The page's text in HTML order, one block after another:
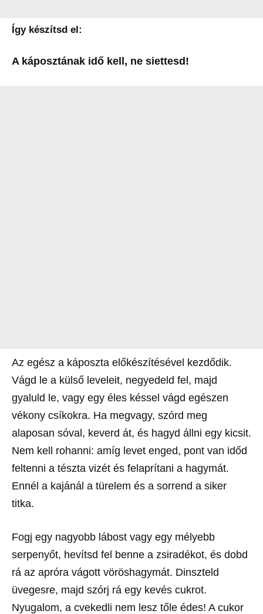
Így készítsd el:
A káposztának idő kell, ne siettesd!
Az egész a káposzta előkészítésével kezdődik.
Vágd le a külső leveleit, negyedeld fel, majd
gyaluld le, vagy egy éles késsel vágd egészen
vékony csíkokra. Ha megvagy, szórd meg
alaposan sóval, keverd át, és hagyd állni egy kicsit.
Nem kell rohanni: amíg levet enged, pont van időd
feltenni a tészta vizét és felaprítani a hagymát.
Ennél a kajánál a türelem és a sorrend a siker
titka.
Fogj egy nagyobb lábost vagy egy mélyebb
serpenyőt, hevítsd fel benne a zsiradékot, és dobd
rá az apróra vágott vöröshagymát. Dinszteld
üvegesre, majd szórj rá egy kevés cukrot.
Nyugalom, a cvekedli nem lesz tőle édes! A cukor